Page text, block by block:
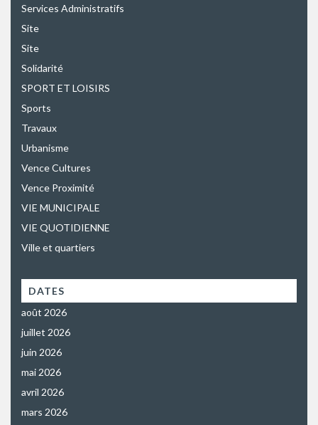
Services Administratifs
Site
Site
Solidarité
SPORT ET LOISIRS
Sports
Travaux
Urbanisme
Vence Cultures
Vence Proximité
VIE MUNICIPALE
VIE QUOTIDIENNE
Ville et quartiers
DATES
août 2026
juillet 2026
juin 2026
mai 2026
avril 2026
mars 2026